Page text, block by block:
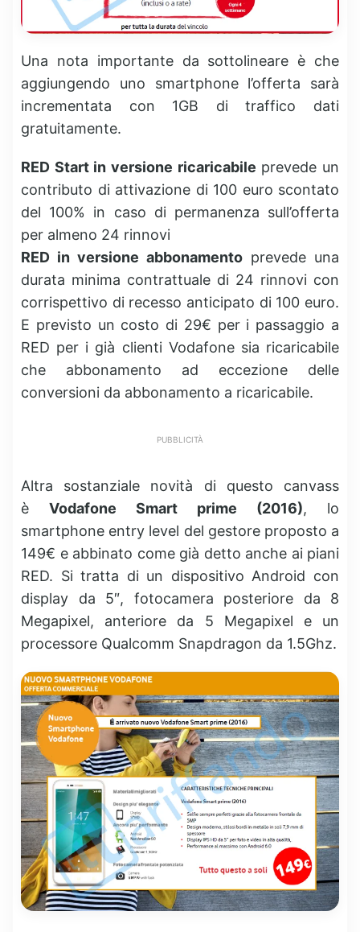
Una nota importante da sottolineare è che
aggiungendo uno smartphone l’offerta sarà
incrementata con 1GB di traffico dati
gratuitamente.
RED Start in versione ricaricabile prevede un
contributo di attivazione di 100 euro scontato
del 100% in caso di permanenza sull’offerta
per almeno 24 rinnovi
RED in versione abbonamento prevede una
durata minima contrattuale di 24 rinnovi con
corrispettivo di recesso anticipato di 100 euro.
E previsto un costo di 29€ per i passaggio a
RED per i già clienti Vodafone sia ricaricabile
che abbonamento ad eccezione delle
conversioni da abbonamento a ricaricabile.
PUBBLICITÀ
Altra sostanziale novità di questo canvass
è Vodafone Smart prime (2016), lo
smartphone entry level del gestore proposto a
149€ e abbinato come già detto anche ai piani
RED. Si tratta di un dispositivo Android con
display da 5″, fotocamera posteriore da 8
Megapixel, anteriore da 5 Megapixel e un
processore Qualcomm Snapdragon da 1.5Ghz.